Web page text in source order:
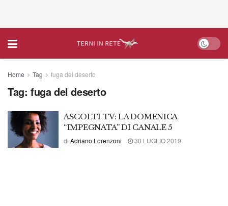
Home Tag fuga del deserto
Tag: fuga del deserto
ASCOLTI TV: LA DOMENICA
“IMPEGNATA” DI CANALE 5
di Adriano Lorenzoni 30 LUGLIO 2019